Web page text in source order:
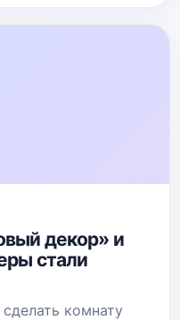
декор» и
стали
комнату